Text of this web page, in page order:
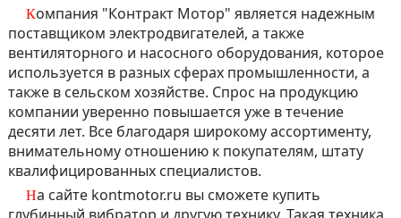
Компания "Контракт Мотор" является надежным
поставщиком электродвигателей, а также
вентиляторного и насосного оборудования, которое
используется в разных сферах промышленности, а
также в сельском хозяйстве. Спрос на продукцию
компании уверенно повышается уже в течение
десяти лет. Все благодаря широкому ассортименту,
внимательному отношению к покупателям, штату
квалифицированных специалистов.
На сайте kontmotor.ru вы сможете купить